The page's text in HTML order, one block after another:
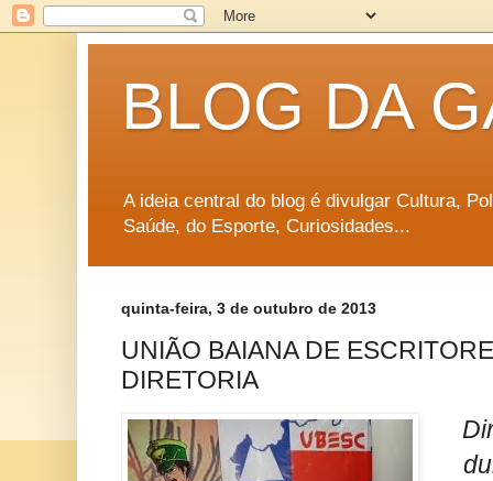
BLOG DA
A ideia central do blog é divulgar Cultura,
Saúde, do Esporte, Curiosidades...
quinta-feira, 3 de outubro de 2013
UNIÃO BAIANA DE
DIRETORIA